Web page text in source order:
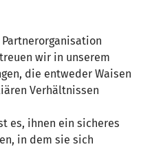
wir in unserem
die entweder Waisen
Verhältnissen
es, ihnen ein sicheres
in dem sie sich